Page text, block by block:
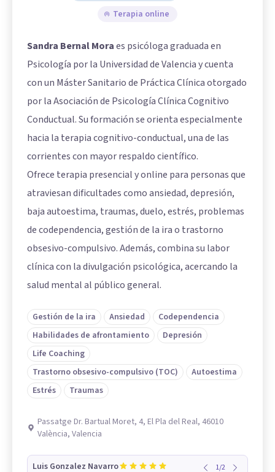
Terapia online
Sandra Bernal Moraes psicóloga graduada en
Psicología por la Universidad de Valencia y cuenta
con un Máster Sanitario de Práctica Clínica otorgado
por la Asociación de Psicología Clínica Cognitivo
Conductual. Su formación se orienta especialmente
hacia la terapia cognitivo-conductual, una de las
corrientes con mayor respaldo científico.
Ofrece terapia presencial y online para personas que
atraviesan dificultades como ansiedad, depresión,
baja autoestima, traumas, duelo, estrés, problemas
de codependencia, gestión de la ira o trastorno
obsesivo-compulsivo. Además, combina su labor
clínica con la divulgación psicológica, acercando la
salud mental al público general.
Gestión de la ira Ansiedad
Codependencia
Habilidades de afrontamiento
Depresión
Life Coaching
Trastorno obsesivo-compulsivo (TOC)
Autoestima
Estrés
Traumas
Passatge Dr. Bartual Moret, 4, El Pla del Real, 46010
València, Valencia
Luis Gonzalez Navarro
1/2